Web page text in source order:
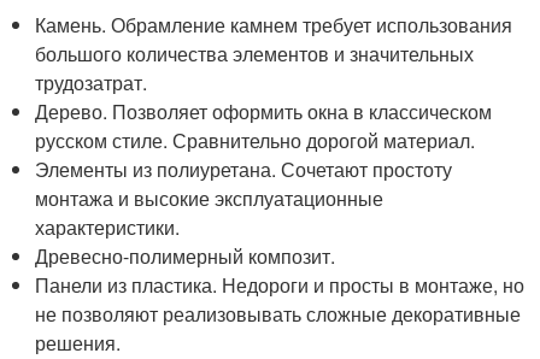
Камень. Обрамление камнем требует использования
большого количества элементов и значительных
трудозатрат.
Дерево. Позволяет оформить окна в классическом
русском стиле. Сравнительно дорогой материал.
Элементы из полиуретана. Сочетают простоту
монтажа и высокие эксплуатационные
характеристики.
Древесно-полимерный композит.
Панели из пластика. Недороги и просты в монтаже, но
не позволяют реализовывать сложные декоративные
решения.